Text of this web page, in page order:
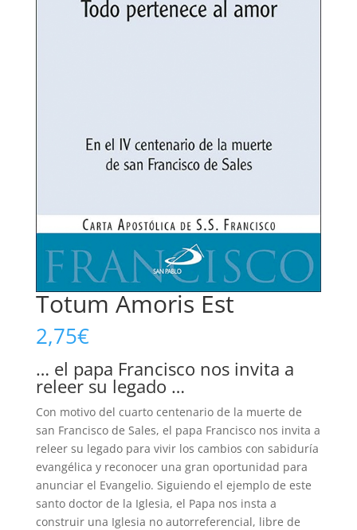
Totum Amoris Est
2,75€
… el papa Francisco nos invita a
releer su legado …
Con motivo del cuarto centenario de la muerte de
san Francisco de Sales, el papa Francisco nos invita a
releer su legado para vivir los cambios con sabiduría
evangélica y reconocer una gran oportunidad para
anunciar el Evangelio. Siguiendo el ejemplo de este
santo doctor de la Iglesia, el Papa nos insta a
construir una Iglesia no autorreferencial, libre de